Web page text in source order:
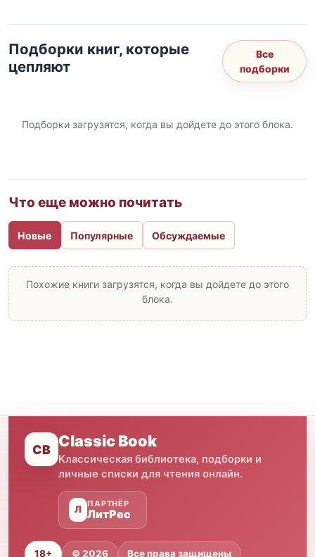
Подборки книг, которые
цепляют
Все
подборки
Подборки загрузятся, когда вы дойдете до этого блока.
Что еще можно почитать
Новые Популярные Обсуждаемые
Похожие книги загрузятся, когда вы дойдете до этого
блока.
CB Classic Book
Классическая библиотека, подборки и
личные списки для чтения онлайн.
Л
ПАРТНЁР
ЛитРес
18+ © 2026 Все права защищены